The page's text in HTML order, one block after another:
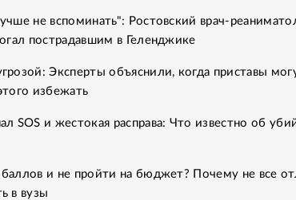
не вспоминать": Ростовский врач-
пострадавшим в Геленджике
Эксперты объяснили, когда приставы
избежать
SOS и жестокая расправа: Что известно об
и не пройти на бюджет? Почему не все
в вузы